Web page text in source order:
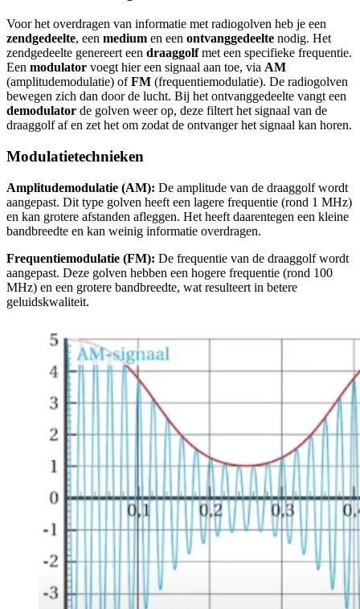
Voor het overdragen van informatie met radiogolven heb je een
zendgedeelte, een medium en een ontvanggedeelte nodig. Het
zendgedeelte genereert een draaggolfmet een specifieke frequentie.
Een modulator voegt hier een signaal aan toe, via AM
(amplitudemodulatie) ofFM (frequentiemodulatie). De radiogolven
bewegen zich dan door de lucht. Bij het ontvanggedeelte vangt een
demodulator de golven weer op, deze filtert het signaal van de
draaggolf af en zet het om zodat de ontvanger het signaal kan horen.
Modulatietechnieken
Amplitudemodulatie (AM): De amplitude van de draaggolf wordt
aangepast. Dit type golven heeft een lagere frequentie (rond 1 MHz)
en kan grotere afstanden afleggen. Het heeft daarentegen een kleine
bandbreedte en kan weinig informatie overdragen.
Frequentiemodulatie (FM): De frequentie van de draaggolf wordt
aangepast. Deze golven hebben een hogere frequentie (rond 100
MHz) en een grotere bandbreedte, wat resulteert in betere
geluidskwaliteit.